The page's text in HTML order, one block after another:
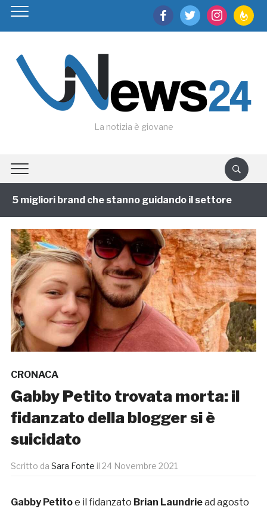
facebooktwitter instagram
La notizia è giovane
migliori brand che stanno guidando il settore
CRONACA
Gabby Petito trovata morta: il
fidanzato della blogger si è
suicidato
Scritto da Sara Fonte il 24 Novembre 2021
Gabby Petitoe il fidanzato Brian Laundriead agosto